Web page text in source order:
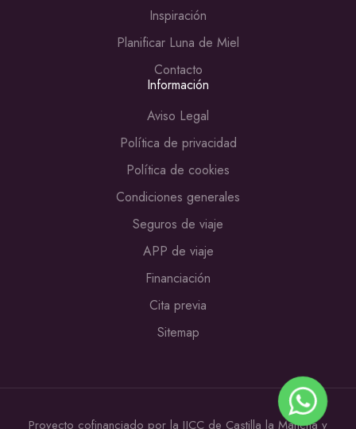
Inspiración
Planificar Luna de Miel
Contacto
Información
Aviso Legal
Política de privacidad
Política de cookies
Condiciones generales
Seguros de viaje
APP de viaje
Financiación
Cita previa
Sitemap
Proyecto cofinanciado por la JJCC de Castilla la Mancha y